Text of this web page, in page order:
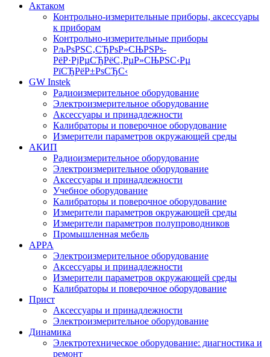
Актаком
Контрольно-измерительные приборы, аксессуары
к приборам
Контрольно-измерительные приборы
РљРѕРЅС‚СЂРѕР»СЊРЅРѕ-
РёР·РјРµСЂРёС‚РµР»СЊРЅС‹Рµ
РїСЂРёР±РѕСЂС‹
GW Instek
Радиоизмерительное оборудование
Электроизмерительное оборудование
Аксессуары и принадлежности
Калибраторы и поверочное оборудование
Измерители параметров окружающей среды
АКИП
Радиоизмерительное оборудование
Электроизмерительное оборудование
Аксессуары и принадлежности
Учебное оборудование
Калибраторы и поверочное оборудование
Измерители параметров окружающей среды
Измерители параметров полупроводников
Промышленная мебель
APPA
Электроизмерительное оборудование
Аксессуары и принадлежности
Измерители параметров окружающей среды
Калибраторы и поверочное оборудование
Прист
Аксессуары и принадлежности
Электроизмерительное оборудование
Динамика
Электротехническое оборудование: диагностика и
ремонт